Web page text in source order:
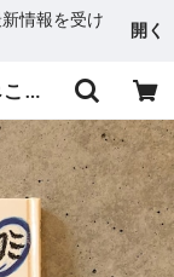
情報を受け
開く
サイン本 ポリーとはらぺこオオカミ | maintent